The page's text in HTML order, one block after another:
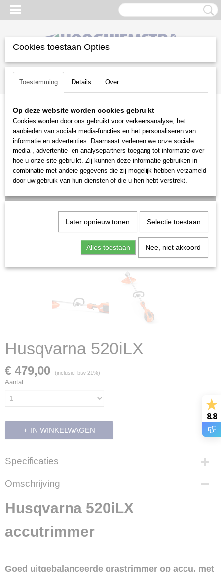
Inloggen Registreren
(0)
Home >Gazononderhoud>Husqvarna accu programma
Accutrimmers & accubosmaaiers>Husqvarna 520iLX
Husqvarna 520iLX
€ 479,00 (inclusief btw 21%)
Aantal
IN WINKELWAGEN
Specificaties
Productcode
700116
EAN code
7391883947623
9679161-11
Omschrijving
Husqvarna 520iLX
accutrimmer
Goed uitgebalanceerde grastrimmer op accu, met
8.8
Cookies toestaan Opties
Toestemming Details Over
Op deze website worden cookies gebruikt
Cookies worden door ons gebruikt voor verkeersanalyse, het
aanbieden van sociale media-functies en het personaliseren van
informatie en advertenties. Daarnaast verlenen we onze sociale
media-, advertentie- en analysepartners toegang tot informatie over
hoe u onze site gebruikt. Zij kunnen deze informatie gebruiken in
combinatie met andere gegevens die zij mogelijk hebben verzameld
door uw gebruik van hun diensten of die u hen hebt verstrekt.
Later opnieuw tonen Selectie toestaan
Alles toestaan Nee, niet akkoord